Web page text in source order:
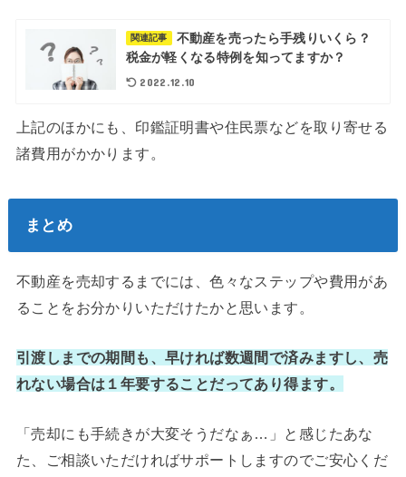
関連記事
不動産を売ったら手残りいくら？
税金が軽くなる特例を知ってますか？
2022.12.10
上記のほかにも、印鑑証明書や住民票などを取り寄せる
諸費用がかかります。
まとめ
不動産を売却するまでには、色々なステップや費用があ
ることをお分かりいただけたかと思います。
引渡しまでの期間も、早ければ数週間で済みますし、売
れない場合は１年要することだってあり得ます。
「売却にも手続きが大変そうだなぁ…」と感じたあな
た、ご相談いただければサポートしますのでご安心くだ